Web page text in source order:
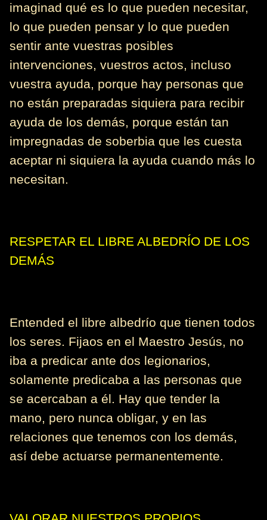
imaginad qué es lo que pueden necesitar,
lo que pueden pensar y lo que pueden
sentir ante vuestras posibles
intervenciones, vuestros actos, incluso
vuestra ayuda, porque hay personas que
no están preparadas siquiera para recibir
ayuda de los demás, porque están tan
impregnadas de soberbia que les cuesta
aceptar ni siquiera la ayuda cuando más lo
necesitan.
RESPETAR EL LIBRE ALBEDRÍO DE LOS
DEMÁS
Entended el libre albedrío que tienen todos
los seres. Fijaos en el Maestro Jesús, no
iba a predicar ante dos legionarios,
solamente predicaba a las personas que
se acercaban a él. Hay que tender la
mano, pero nunca obligar, y en las
relaciones que tenemos con los demás,
así debe actuarse permanentemente.